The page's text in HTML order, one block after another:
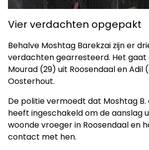
Vier verdachten opgepakt
Behalve Moshtag Barekzai zijn er
verdachten gearresteerd. Het gaat
Mourad (29) uit Roosendaal en Adil
Oosterhout.
De politie vermoedt dat Moshtag
heeft ingeschakeld om de aanslag
woonde vroeger in Roosendaal en
contact met hen.